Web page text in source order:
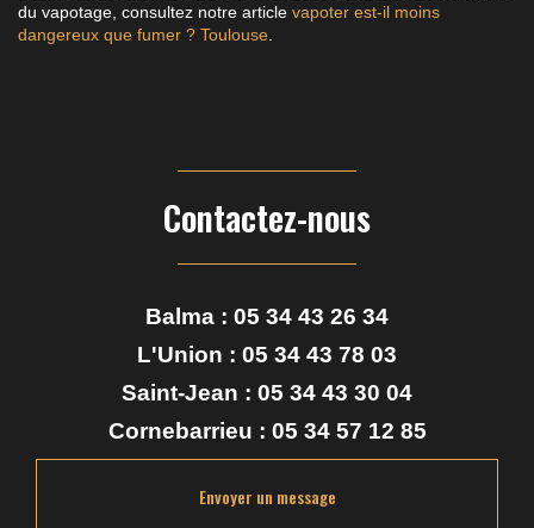
du vapotage, consultez notre article vapoter est-il moins
dangereux que fumer ? Toulouse
Contactez-nous
Balma : 05 34 43 26 34
L'Union : 05 34 43 78 03
Saint-Jean : 05 34 43 30 04
Cornebarrieu : 05 34 57 12 85
Envoyer un message